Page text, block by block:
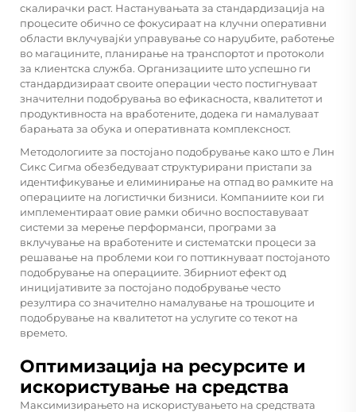
скалирачки раст. Настанувањата за стандардизација на
процесите обично се фокусираат на клучни оперативни
области вклучувајќи управување со наруџбите, работење
во магацините, планирање на транспортот и протоколи
за клиентска служба. Организациите што успешно ги
стандардизираат своите операции често постигнуваат
значителни подобрувања во ефикасноста, квалитетот и
продуктивноста на вработените, додека ги намалуваат
барањата за обука и оперативната комплексност.
Методологиите за постојано подобрување како што е Лин
Сикс Сигма обезбедуваат структурирани пристапи за
идентификување и елиминирање на отпад во рамките на
операциите на логистички бизниси. Компаниите кои ги
имплементираат овие рамки обично воспоставуваат
системи за мерење перформанси, програми за
вклучување на вработените и систематски процеси за
решавање на проблеми кои го поттикнуваат постојаното
подобрување на операциите. Збирниот ефект од
иницијативите за постојано подобрување често
резултира со значително намалување на трошоците и
подобрување на квалитетот на услугите со текот на
времето.
Оптимизација на ресурсите и
искористување на средства
Максимизирањето на искористувањето на средствата